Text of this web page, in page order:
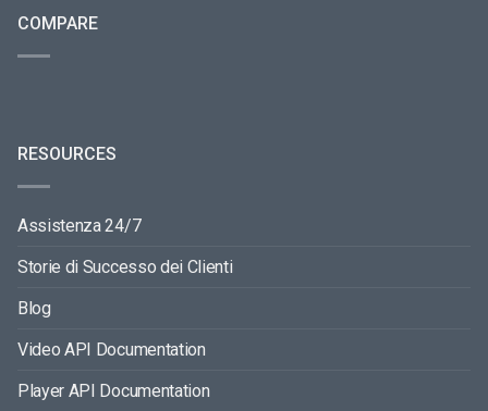
COMPARE
RESOURCES
Assistenza 24/7
Storie di Successo dei Clienti
Blog
Video API Documentation
Player API Documentation